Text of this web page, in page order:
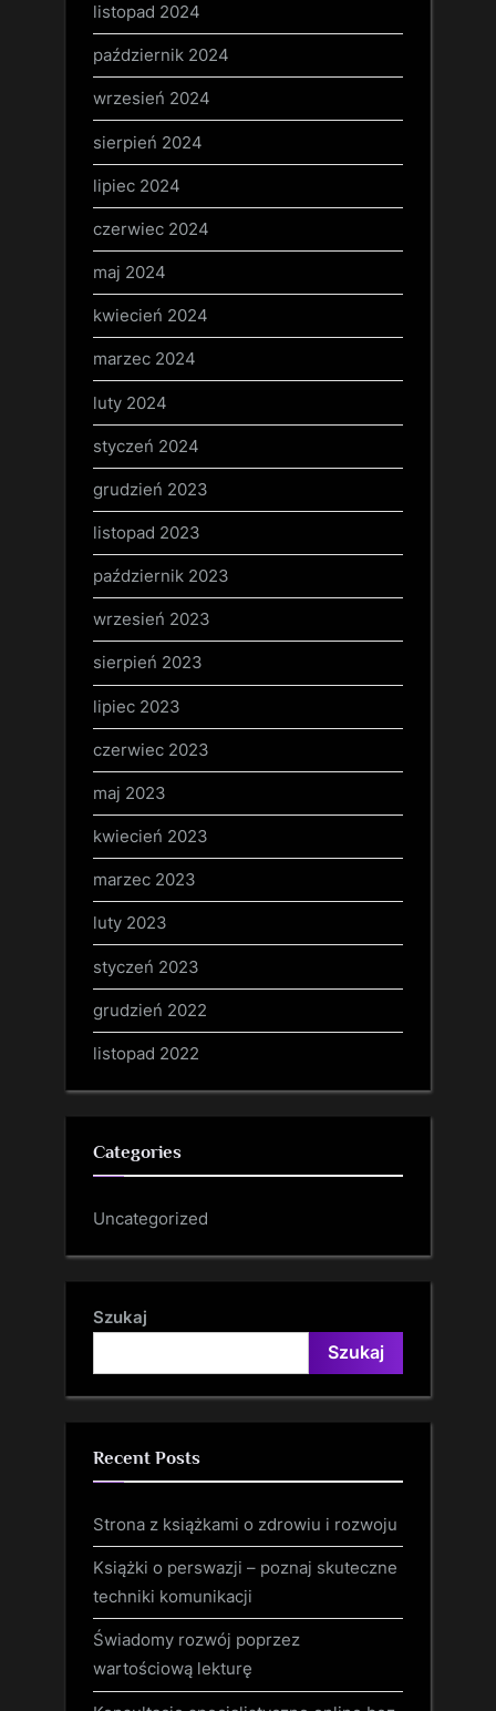
listopad 2024
październik 2024
wrzesień 2024
sierpień 2024
lipiec 2024
czerwiec 2024
maj 2024
kwiecień 2024
marzec 2024
luty 2024
styczeń 2024
grudzień 2023
listopad 2023
październik 2023
wrzesień 2023
sierpień 2023
lipiec 2023
czerwiec 2023
maj 2023
kwiecień 2023
marzec 2023
luty 2023
styczeń 2023
grudzień 2022
listopad 2022
Categories
Uncategorized
Szukaj
Szukaj
Recent Posts
Strona z książkami o zdrowiu i rozwoju
Książki o perswazji – poznaj skuteczne
techniki komunikacji
Świadomy rozwój poprzez
wartościową lekturę